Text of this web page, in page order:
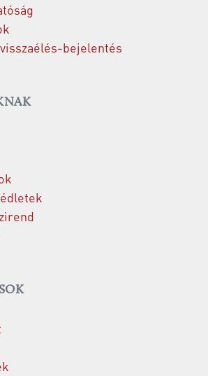
bejelentés